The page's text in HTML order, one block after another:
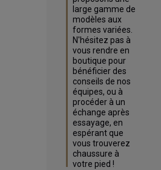
large gamme de
modèles aux
formes variées.
N'hésitez pas à
vous rendre en
boutique pour
bénéficier des
conseils de nos
équipes, ou à
procéder à un
échange après
essayage, en
espérant que
vous trouverez
chaussure à
votre pied !